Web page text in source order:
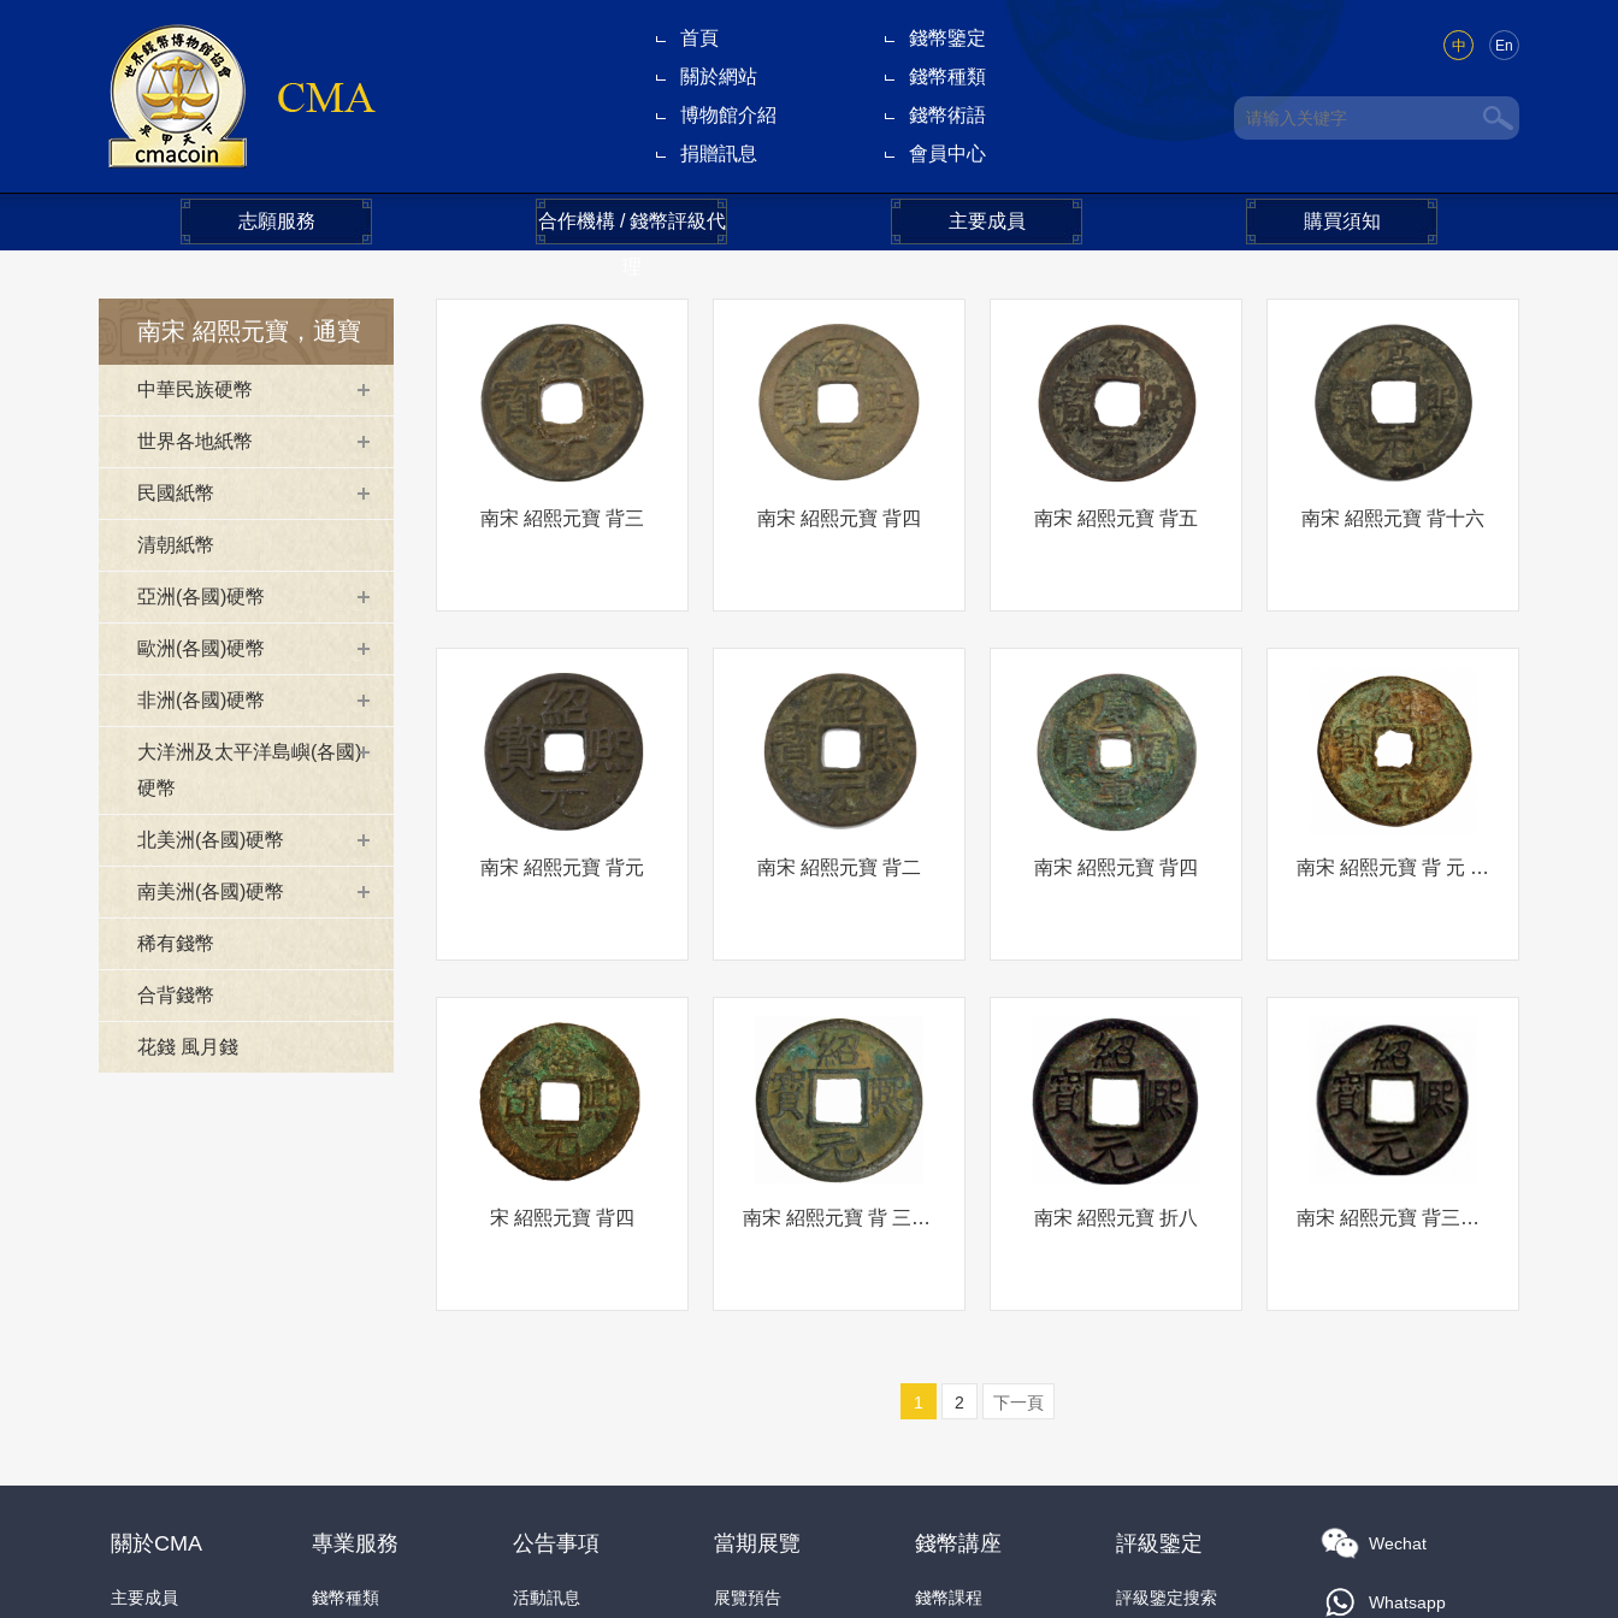
中 En
首頁
錢幣鑒定
關於網站
錢幣種類
博物館介紹
錢幣術語
捐贈訊息
會員中心
志願服務 合作機構 / 錢幣評級代 主要成員 購買須知
南宋 紹熙元寶，通寶
中華民族硬幣
世界各地紙幣
民國紙幣
清朝紙幣
亞洲(各國)硬幣
歐洲(各國)硬幣
非洲(各國)硬幣
大洋洲及太平洋島嶼(各國)
硬幣
北美洲(各國)硬幣
南美洲(各國)硬幣
稀有錢幣
合背錢幣
花錢 風月錢
南宋 紹熙元寶 背三 南宋 紹熙元寶 背四 南宋 紹熙元寶 背五 南宋 紹熙元寶 背十六
南宋 紹熙元寶 背元 南宋 紹熙元寶 背二 南宋 紹熙元寶 背四 南宋 紹熙元寶 背 元 折五
宋 紹熙元寶 背四 南宋 紹熙元寶 背 三四七 折五 南宋 紹熙元寶 折八 南宋 紹熙元寶 背三七四
1 2 下一頁
關於CMA
主要成員
專業服務
錢幣種類
公告事項
活動訊息
當期展覽
展覽預告
錢幣講座
錢幣課程
評級鑒定
評級鑒定搜索
Wechat
Whatsapp